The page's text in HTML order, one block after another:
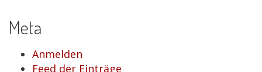
Meta
Anmelden
Feed der Einträge